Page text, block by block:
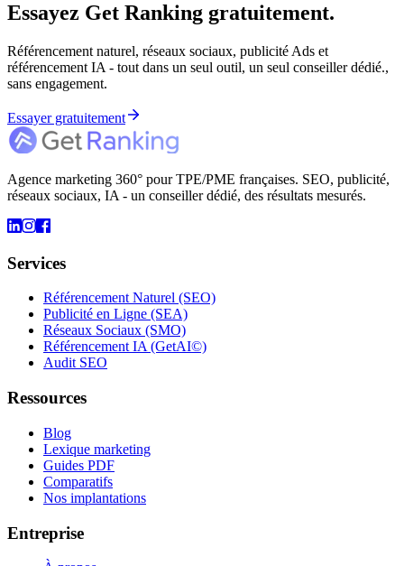
Essayez Get Ranking gratuitement.
Référencement naturel, réseaux sociaux, publicité Ads et
référencement IA - tout dans un seul outil, un seul conseiller dédié.,
sans engagement.
Essayer gratuitement
Agence marketing 360° pour TPE/PME françaises. SEO, publicité,
réseaux sociaux, IA - un conseiller dédié, des résultats mesurés.
Services
Référencement Naturel (SEO)
Publicité en Ligne (SEA)
Réseaux Sociaux (SMO)
Référencement IA (GetAI©)
Audit SEO
Ressources
Blog
Lexique marketing
Guides PDF
Comparatifs
Nos implantations
Entreprise